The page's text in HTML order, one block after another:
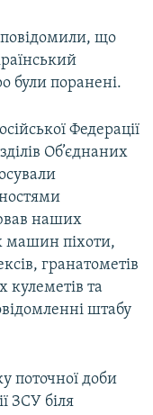
повідомили, що
були поранені.
Федерації
Об’єднаних
наших
машин піхоти,
гранатометів
кулеметів та
штабу
поточної доби
ЗСУ біля